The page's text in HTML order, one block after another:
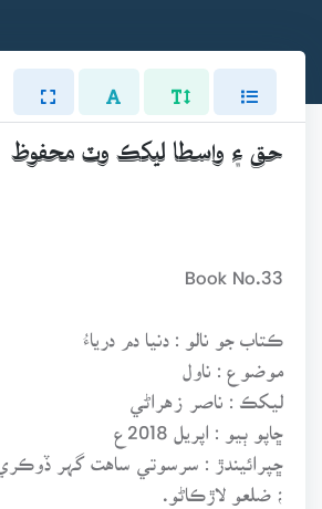
حق ۽ واسطا ليکڪ وٽ محفوظ
ڪتاب جو نالو : دنيا دم درياءُ
موضوع : ناول
ليکڪ : ناصر زهراڻي
ڇاپو ٻيو : اپريل 2018ع
ڇپرائيندڙ : سرسوتي ساهت گہر ڏوڪري
؛ ضلعو لاڙڪاڻو.